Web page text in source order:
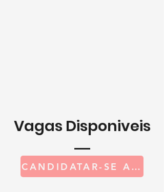
Vagas Disponiveis
CANDIDATAR-SE A UMA